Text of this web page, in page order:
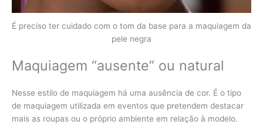
É preciso ter cuidado com o tom da base para a maquiagem da
pele negra
Maquiagem “ausente” ou natural
Nesse estilo de maquiagem há uma ausência de cor. É o tipo
de maquiagem utilizada em eventos que pretendem destacar
mais as roupas ou o próprio ambiente em relação à modelo.